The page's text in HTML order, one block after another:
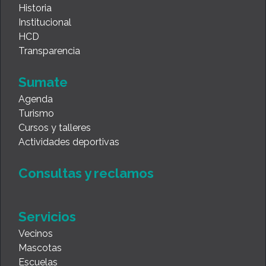
Historia
Institucional
HCD
Transparencia
Sumate
Agenda
Turismo
Cursos y talleres
Actividades deportivas
Consultas y reclamos
Servicios
Vecinos
Mascotas
Escuelas